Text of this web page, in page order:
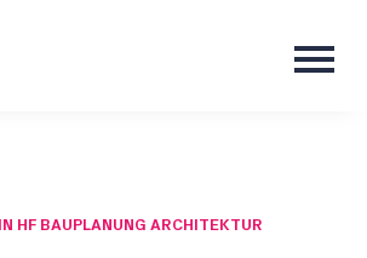
HF BAUPLANUNG ARCHITEKTUR